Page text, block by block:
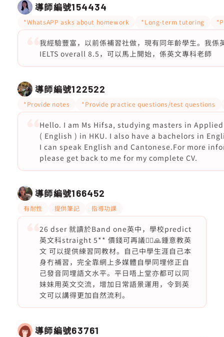
導師編號154434
*WhatsAPP asks about homework *Long-term tutoring
我經驗豐富，以前係補習社做，現有同年齡學生。我
IELTS overall 8.5，可以馬上開始，係英文專科老師
導師編號122522
*Provide notes *Provide practice questions/test questions
Hello. I am Ms Hifsa, studying masters in
( English ) in HKU. I also have a bachelors in
I can speak English and Cantonese.For more
please get back to me for my complete CV.
導師編號166452
有耐性 提供筆記 指導功課
26 dser 就讀於Band one英中，學校predict
英文科straight 5** 價錢可再議🙂‍↕️🙏鍾意教英
文 可以提供練習同教材。自己中學生涯自己本
身冇補習，完全靠網上多媒體自學同埋修正自
己發音同埋語文水平。平日唔上堂亦都可以同
妹妹用英文交流，增加日常語景運用，令到英
文可以講得更加自然流利。
導師編號63761